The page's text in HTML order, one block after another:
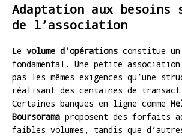
Adaptation aux besoins
de l’association
Le volume d’opérations constitue
fondamental. Une petite
pas les mêmes exigences qu’une
réalisant des centaines de
Certaines banques en ligne comme
Boursorama proposent des forfaits
faibles volumes, tandis que d’autres